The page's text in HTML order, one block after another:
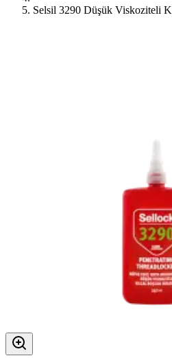
Selsil 3290 Düşük Viskoziteli